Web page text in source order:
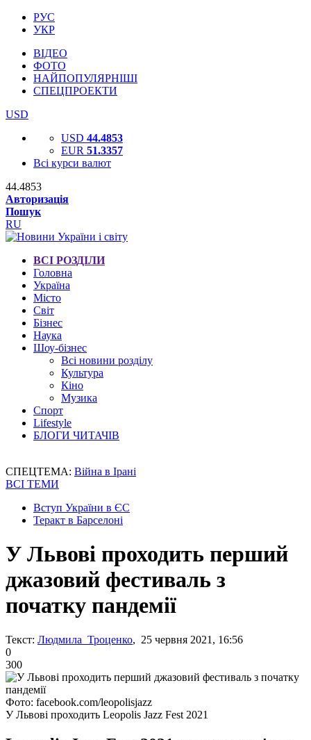
РУС
УКР
ВІДЕО
ФОТО
НАЙПОПУЛЯРНІШІ
СПЕЦПРОЕКТИ
USD
USD 44.4853
EUR 51.3357
Всі курси валют
44.4853
Авторизація
Пошук
RU
ВСІ РОЗДІЛИ
Головна
Україна
Місто
Світ
Бізнес
Наука
Шоу-бізнес
Всі новини розділу
Культура
Кіно
Музика
Спорт
Lifestyle
БЛОГИ ЧИТАЧІВ
СПЕЦТЕМА: Війна в Ірані
ВСІ ТЕМИ
Вступ України в ЄС
Теракт в Барселоні
У Львові проходить перший
джазовий фестиваль з
початку пандемії
Текст: Людмила Троценко, 25 червня 2021, 16:56
0
300
Фото: facebook.com/leopolisjazz
У Львові проходить Leopolis Jazz Fest 2021